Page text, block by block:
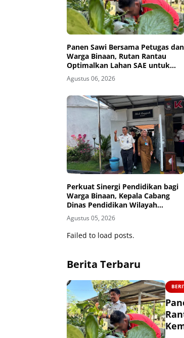
Panen Sawi Bersama Petugas dan
Warga Binaan, Rutan Rantau
Optimalkan Lahan SAE untuk
Pembinaan Kemandirian
Agustus 06, 2026
Perkuat Sinergi Pendidikan bagi
Warga Binaan, Kepala Cabang
Dinas Pendidikan Wilayah
Madiun Kunjungi Lapas Madiun
Agustus 05, 2026
Failed to load posts.
Berita Terbaru